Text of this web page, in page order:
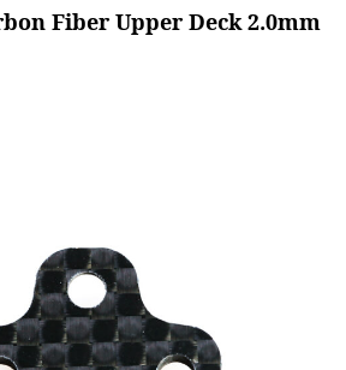
Fiber Upper Deck 2.0mm